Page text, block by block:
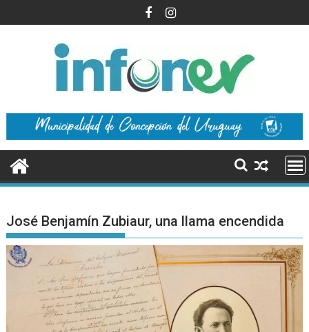
al
José Benjamín Zubiaur, una llama encendida